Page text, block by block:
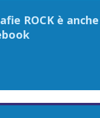
ROCK è anche